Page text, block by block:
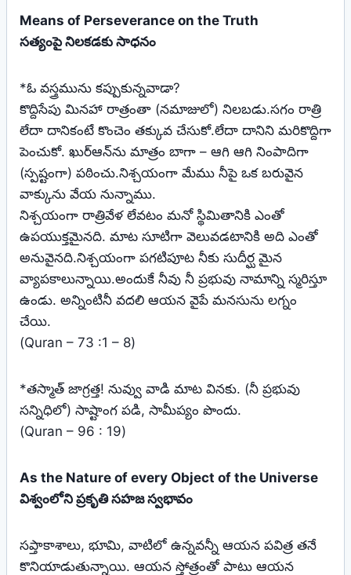
Means of Perseverance on the Truth
సత్యంపై నిలకడకు సాధనం
*ఓ వస్త్రమును కప్పుకున్నవాడా?
కొద్దిసేపు మినహా రాత్రంతా (నమాజులో) నిలబడు.సగం రాత్రి
లేదా దానికంటే కొంచెం తక్కువ చేసుకో.లేదా దానిని మరికొద్దిగా
పెంచుకో. ఖుర్‌ఆన్‌ను మాత్రం బాగా – ఆగి ఆగి నింపాదిగా
(స్పష్టంగా) పఠించు.నిశ్చయంగా మేము నీపై ఒక బరువైన
వాక్కును వేయ నున్నాము.
నిశ్చయంగా రాత్రివేళ లేవటం మనో స్థిమితానికి ఎంతో
ఉపయుక్తమైనది. మాట సూటిగా వెలువడటానికి అది ఎంతో
అనువైనది.నిశ్చయంగా పగటిపూట నీకు సుదీర్ఘ మైన
వ్యాపకాలున్నాయి.అందుకే నీవు నీ ప్రభువు నామాన్ని స్మరిస్తూ
ఉండు. అన్నింటినీ వదలి ఆయన వైపే మనసును లగ్నం
చేయి.
(Quran – 73 :1 – 8)
*తస్మాత్‌ జాగ్రత్త! నువ్వు వాడి మాట వినకు. (నీ ప్రభువు
సన్నిధిలో) సాష్టాంగ పడి, సామీప్యం పొందు.
(Quran – 96 : 19)
As the Nature of every Object of the Universe
విశ్వంలోని ప్రకృతి సహజ స్వభావం
సప్తాకాశాలు, భూమి, వాటిలో ఉన్నవన్నీ ఆయన పవిత్ర తనే
కొనియాడుతున్నాయి. ఆయన స్తోత్రంతో పాటు ఆయన